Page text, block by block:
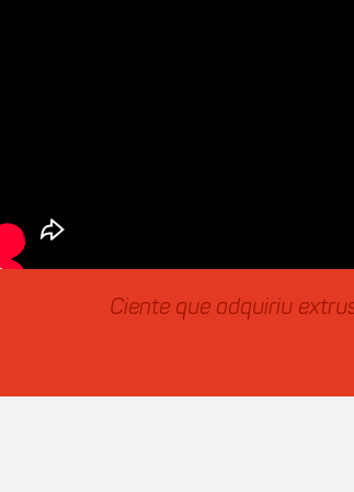
Ciente que adquiriu